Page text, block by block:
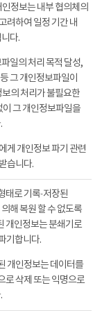
정보는 내부 협의체의
려하여 일정 기간 내
다.
일의 처리 목적 달성,
그 개인정보파일이
의 처리가 불필요한
그 개인정보파일을
게 개인정보 파기 관련
습니다.
태로 기록·저장된
해 복원 할 수 없도록
개인정보는 분쇄기로
기합니다.
개인정보는 데이터를
로 삭제 또는 익명으로